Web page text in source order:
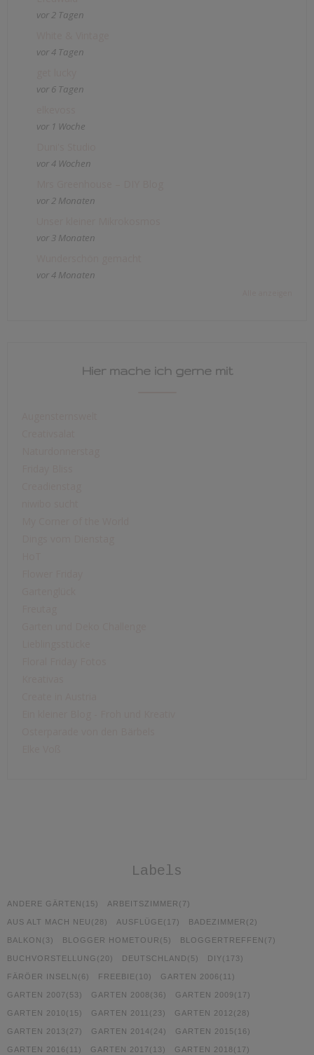
vor 2 Tagen
vor 4 Tagen
vor 6 Tagen
vor 1 Woche
vor 4 Wochen
vor 2 Monaten
vor 3 Monaten
vor 4 Monaten
Hier mache ich gerne mit
Labels
ANDERE GÄRTEN (15) ARBEITSZIMMER (7)
AUS ALT MACH NEU (28) AUSFLÜGE (17) BADEZIMMER (2)
BALKON (3) BLOGGER HOMETOUR (5) BLOGGERTREFFEN (7)
BUCHVORSTELLUNG (20) DEUTSCHLAND (5) DIY(173)
FÄRÖER INSELN (6) FREEBIE (10) GARTEN 2006 (11)
GARTEN 2007 (53) GARTEN 2008 (36) GARTEN 2009 (17)
GARTEN 2010(15) GARTEN 2011 (23) GARTEN 2012 (28)
GARTEN 2013 (27) GARTEN 2014(24) GARTEN 2015(16)
GARTEN 2016 (11) GARTEN 2017 (13) GARTEN 2018 (17)